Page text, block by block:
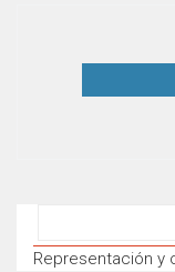
Representación y